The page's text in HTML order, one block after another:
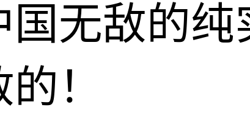
国无敌的
！